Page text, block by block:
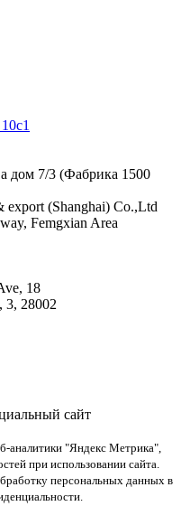
дом 7/3 (Фабрика 1500
(Shanghai) Co.,Ltd
Femgxian Area
18
3, 28002
сайт
аналитики "Яндекс Метрика",
при использовании сайта.
персональных данных в